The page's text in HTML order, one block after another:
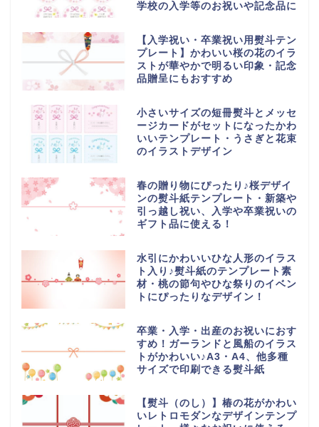
学校の入学等のお祝いや記念品に
【入学祝い・卒業祝い用熨斗テン
プレート】かわいい桜の花のイラ
ストが華やかで明るい印象・記念
品贈呈にもおすすめ
小さいサイズの短冊熨斗とメッセ
ージカードがセットになったかわ
いいテンプレート・うさぎと花束
のイラストデザイン
春の贈り物にぴったり♪桜デザイ
ンの熨斗紙テンプレート・新築や
引っ越し祝い、入学や卒業祝いの
ギフト品に使える！
水引にかわいいひな人形のイラス
ト入り♪熨斗紙のテンプレート素
材・桃の節句やひな祭りのイベン
トにぴったりなデザイン！
卒業・入学・出産のお祝いにおす
すめ！ガーランドと風船のイラス
トがかわいい♪A3・A4、他多種
サイズで印刷できる熨斗紙
【熨斗（のし）】椿の花がかわい
いレトロモダンなデザインテンプ